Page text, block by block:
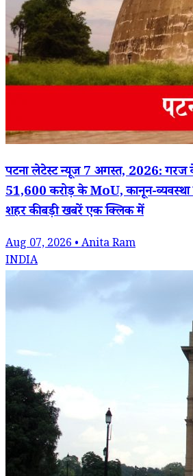
पटना लेटेस्ट न्यूज 7 अगस्त, 2026: गरज
51,600 करोड़ के MoU, कानून-
शहर की बड़ी खबरें एक क्लिक में
Aug 07, 2026 • Anita Ram
INDIA